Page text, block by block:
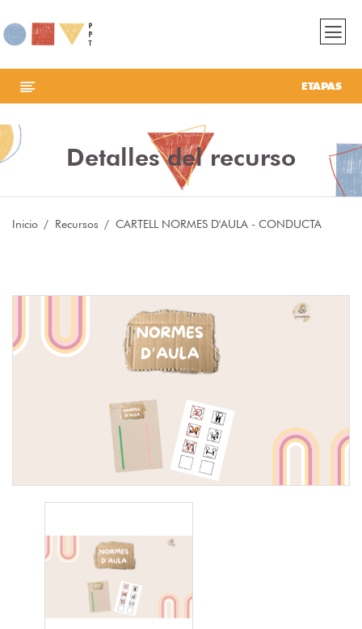
ETAPAS
Detalles del recurso
Inicio Recursos CARTELL NORMES D'AULA - CONDUCTA